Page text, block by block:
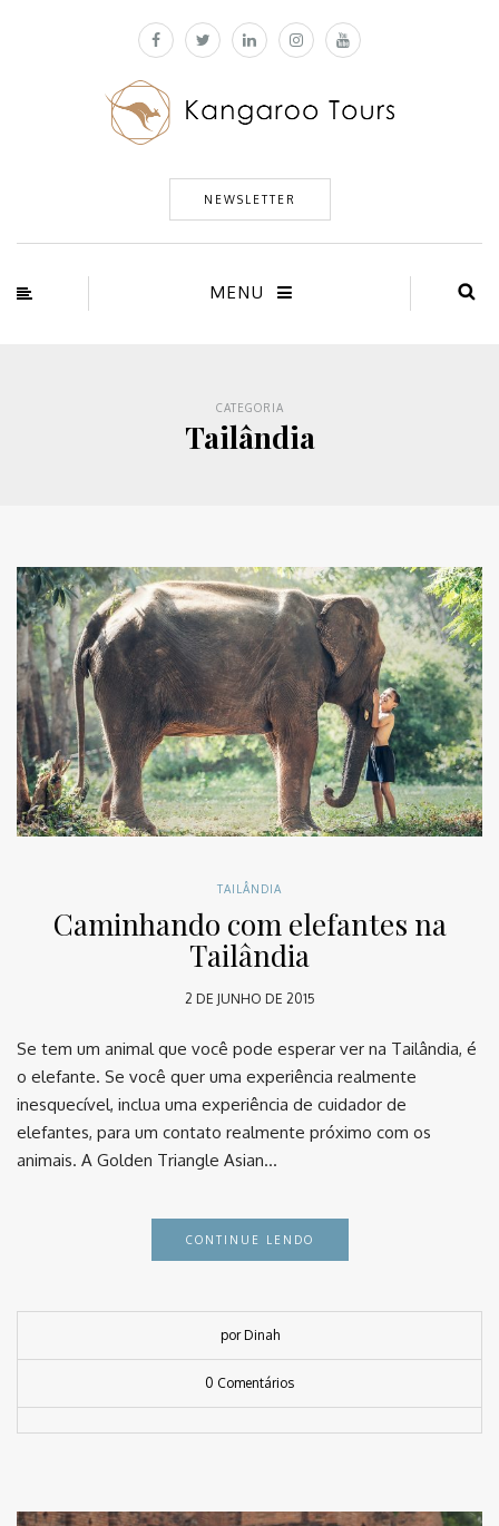
NEWSLETTER
MENU
CATEGORIA
Tailândia
TAILÂNDIA
Caminhando com elefantes na
Tailândia
2 DE JUNHO DE 2015
Se tem um animal que você pode esperar ver na Tailândia, é
o elefante. Se você quer uma experiência realmente
inesquecível, inclua uma experiência de cuidador de
elefantes, para um contato realmente próximo com os
animais. A Golden Triangle Asian…
CONTINUE LENDO
por Dinah
0 Comentários